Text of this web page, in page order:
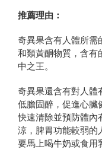
推薦理由：
奇異果含有人體所需
和類黃酮物質，含有
中之王。
奇異果還含有對人體
低膽固醉，促進心臟
快速清除並預防體內
涼，脾胃功能較弱的
要馬上喝牛奶或食用